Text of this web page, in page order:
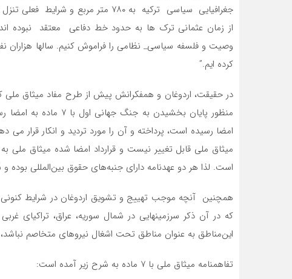
از زمان عثمانی ترک ها به حدود خط دفاعی معتقد نبوده
وصیت و فلسفه سیاسی_ نظامی را فراموش کنیم. سالها هزاران
کرده ایم.”
امضا رسیده است، پرداخته و آن را مورد تردید و انکار قرار
است. لذا هر دو عهدنامه دارای جنبه‌های حقوق بین‌المللی بوده و
همچنین آنچه موجب تهییج و تشویق اردوغان در شرایط
که در آن ذکر سرزمینهایی در شمال سوریه، عراق، تراکیای
این‌مناطق به عنوان مناطق تحت‌ اشغال نیروهای متخاصم
تفاهمنامه میثاق ملی با ۷ ماده به شرح زیر آمده است: